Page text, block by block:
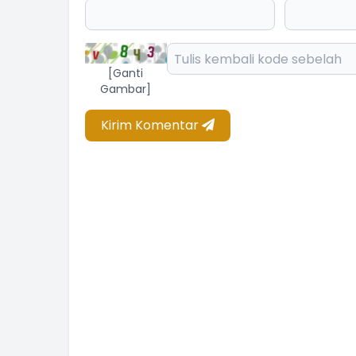
[Ganti
Gambar]
Kirim Komentar